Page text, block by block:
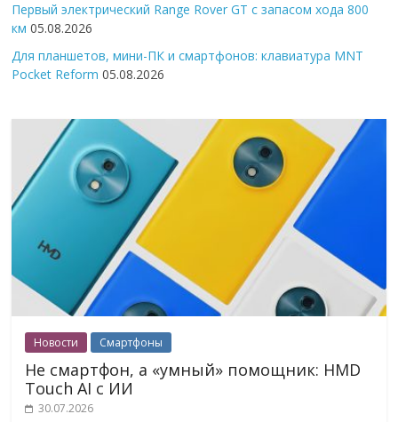
Первый электрический Range Rover GT с запасом хода 800
км 05.08.2026
Для планшетов, мини-ПК и смартфонов: клавиатура MNT
Pocket Reform 05.08.2026
Новости Смартфоны
Не смартфон, а «умный» помощник: HMD
Touch AI с ИИ
30.07.2026